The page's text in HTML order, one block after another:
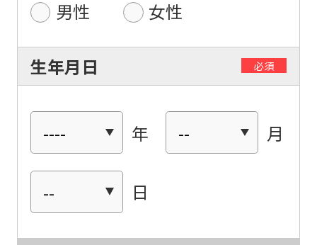
男性 女性
生年月日 必須
年 月
日